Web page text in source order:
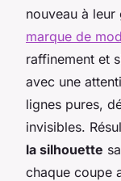
nouveau à
marque de
raffinement et
avec une
lignes pures,
invisibles.
la silhouette
chaque coupe